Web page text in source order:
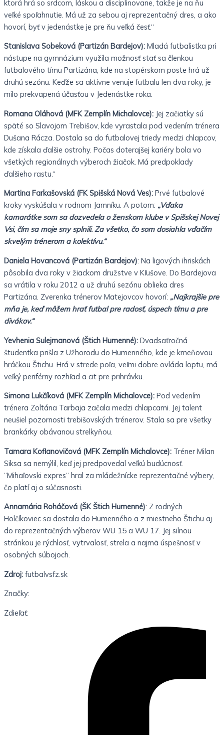
ktorá hrá so srdcom, láskou a disciplinovane, takže je na ňu
veľké spoľahnutie. Má už za sebou aj reprezentačný dres, a ako
hovorí, byť v jedenástke je pre ňu veľká česť.“
Stanislava Sobeková (Partizán Bardejov): Mladá futbalistka pri
nástupe na gymnázium využila možnosť stať sa členkou
futbalového tímu Partizána, kde na stopérskom poste hrá už
druhú sezónu. Keďže sa aktívne venuje futbalu len dva roky, je
milo prekvapená účasťou v Jedenástke roka.
Romana Oláhová (MFK Zemplín Michalovce): Jej začiatky sú
späté so Slavojom Trebišov, kde vyrastala pod vedením trénera
Dušana Rácza. Dostala sa do futbalovej triedy medzi chlapcov,
kde získala ďalšie ostrohy. Počas doterajšej kariéry bola vo
všetkých regionálnych výberoch žiačok. Má predpoklady
ďalšieho rastu.“
Martina Farkašovská (FK Spišská Nová Ves): Prvé futbalové
kroky vyskúšala v rodnom Jamníku. A potom: „Vďaka
kamarátke som sa dozvedela o ženskom klube v Spišskej Novej
Vsi, čím sa moje sny splnili. Za všetko, čo som dosiahla vďačím
skvelým trénerom a kolektívu.“
Daniela Hovancová (Partizán Bardejov): Na ligových ihriskách
pôsobila dva roky v žiackom družstve v Kľušove. Do Bardejova
sa vrátila v roku 2012 a už druhú sezónu oblieka dres
Partizána. Zverenka trénerov Matejovcov hovorí: „Najkrajšie pre
mňa je, keď môžem hrať futbal pre radosť, úspech tímu a pre
divákov.“
Yevhenia Sulejmanová (Štich Humenné): Dvadsaťročná
študentka prišla z Užhorodu do Humenného, kde je kmeňovou
hráčkou Štichu. Hrá v strede poľa, veľmi dobre ovláda loptu, má
veľký periférny rozhľad a cit pre prihrávku.
Simona Lukčíková (MFK Zemplín Michalovce): Pod vedením
trénera Zoltána Tarbaja začala medzi chlapcami. Jej talent
neušiel pozornosti trebišovských trénerov. Stala sa pre všetky
brankárky obávanou strelkyňou.
Tamara Koflanovičová (MFK Zemplín Michalovce): Tréner Milan
Siksa sa nemýlil, keď jej predpovedal veľkú budúcnosť.
“Mihaľovski expres“ hral za mládežnícke reprezentačné výbery,
čo platí aj o súčasnosti.
Annamária Roháčová (ŠK Štich Humenné): Z rodných
Holčíkoviec sa dostala do Humenného a z miestneho Štichu aj
do reprezentačných výberov WU 15 a WU 17. Jej silnou
stránkou je rýchlosť, vytrvalosť, strela a najmä úspešnosť v
osobných súbojoch.
Zdroj: futbalvsfz.sk
Značky:
Zdieľať: